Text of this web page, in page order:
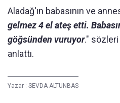
Aladağ'ın babasının ve
gelmez 4 el ateş etti.
göğsünden vuruyor." sözleri
anlattı.
Yazar : SEVDA ALTUNBAS